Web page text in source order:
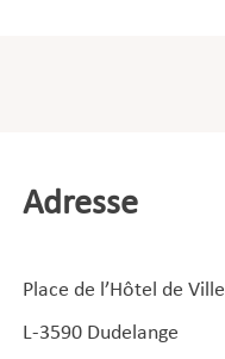
Adresse
Place de l’Hôtel de Ville
L-3590 Dudelange